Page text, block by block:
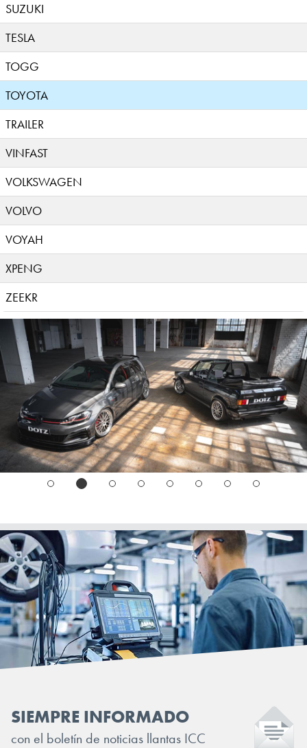
SUZUKI
TESLA
TOGG
TOYOTA
TRAILER
VINFAST
VOLKSWAGEN
VOLVO
VOYAH
XPENG
ZEEKR
SIEMPRE INFORMADO
con el boletín de noticias llantas ICC